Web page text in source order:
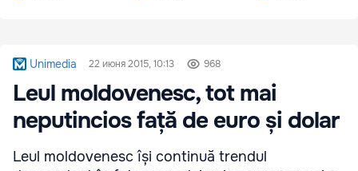
Unimedia 22 июня 2015, 10:13 968
Leul moldovenesc, tot mai
neputincios față de euro și dolar
Leul moldovenesc își continuă trendul